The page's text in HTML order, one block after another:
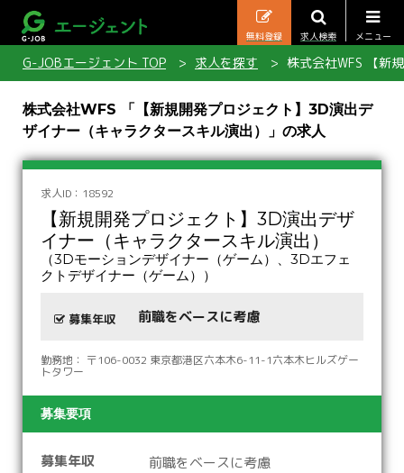
メニュー
求人検索
無料登録
G-JOBエージェント TOP 求人を探す 株式会社WFS 【新
株式会社WFS 「【新規開発プロジェクト】3D演出デ
ザイナー（キャラクタースキル演出）」の求人
求人ID：18592
【新規開発プロジェクト】3D演出デザ
イナー（キャラクタースキル演出）
（3Dモーションデザイナー（ゲーム）、3Dエフェ
クトデザイナー（ゲーム））
募集年収 前職をベースに考慮
勤務地： 〒106-0032 東京都港区六本木6-11-1六本木ヒルズゲー
トタワー
募集要項
募集年収 前職をベースに考慮